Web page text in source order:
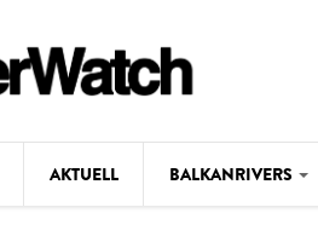
AKTUELL BALKANRIVERS